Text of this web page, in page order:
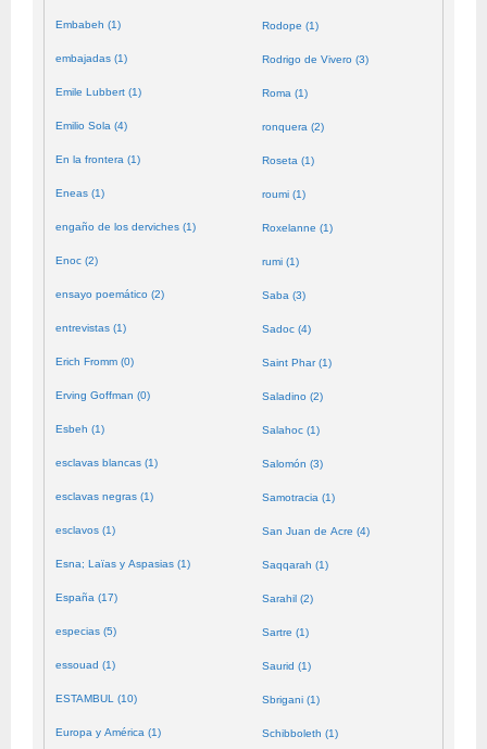
Embabeh (1)
embajadas (1)
Emile Lubbert (1)
Emilio Sola (4)
En la frontera (1)
Eneas (1)
engaño de los derviches (1)
Enoc (2)
ensayo poemático (2)
entrevistas (1)
Erich Fromm (0)
Erving Goffman (0)
Esbeh (1)
esclavas blancas (1)
esclavas negras (1)
esclavos (1)
Esna; Laïas y Aspasias (1)
España (17)
especias (5)
essouad (1)
ESTAMBUL (10)
Europa y América (1)
Rodope (1)
Rodrigo de Vivero (3)
Roma (1)
ronquera (2)
Roseta (1)
roumi (1)
Roxelanne (1)
rumi (1)
Saba (3)
Sadoc (4)
Saint Phar (1)
Saladino (2)
Salahoc (1)
Salomón (3)
Samotracia (1)
San Juan de Acre (4)
Saqqarah (1)
Sarahil (2)
Sartre (1)
Saurid (1)
Sbrigani (1)
Schibboleth (1)